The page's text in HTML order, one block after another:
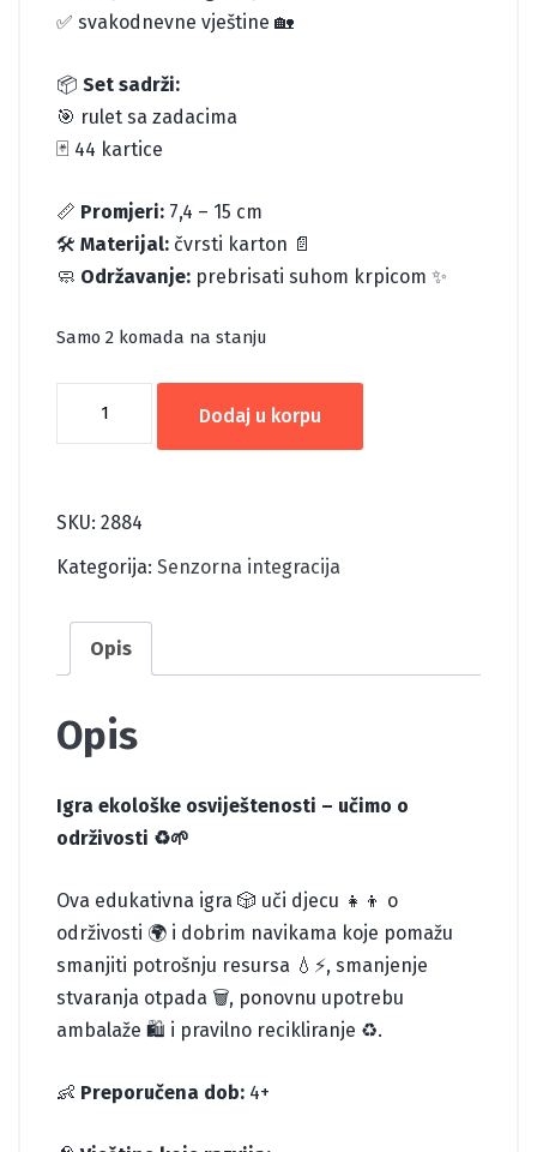
✅ svakodnevne vještine 🏡
📦 Set sadrži:
🎯 rulet sa zadacima
🃏 44 kartice
📏 Promjeri: 7,4 – 15 cm
🛠️ Materijal: čvrsti karton 📄
🧼 Održavanje: prebrisati suhom krpicom ✨
Samo 2 komada na stanju
Dodaj u korpu
SKU: 2884
Kategorija: Senzorna integracija
Opis
Opis
Igra ekološke osviještenosti – učimo o
održivosti ♻️🌱
Ova edukativna igra 🎲 uči djecu 👧👦 o
održivosti 🌍 i dobrim navikama koje pomažu
smanjiti potrošnju resursa 💧⚡, smanjenje
stvaranja otpada 🗑️, ponovnu upotrebu
ambalaže 🛍️ i pravilno recikliranje ♻️.
👶 Preporučena dob: 4+